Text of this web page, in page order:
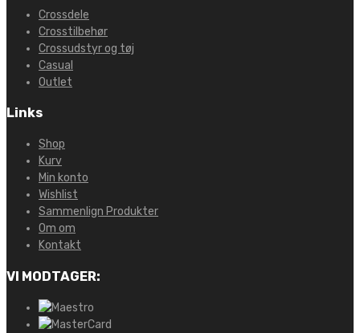
Crossdele
Crosstilbehør
Crossudstyr og tøj
Casual
Outlet
Links
Shop
Kurv
Min konto
Wishlist
Sammenlign Produkter
Om om
Kontakt
VI MODTAGER: